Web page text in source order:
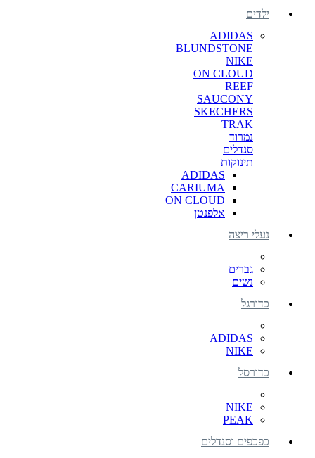
ילדים
ADIDAS
BLUNDSTONE
NIKE
ON CLOUD
REEF
SAUCONY
SKECHERS
TRAK
נמרוד
סנדלים
תינוקות
ADIDAS
CARIUMA
ON CLOUD
אלפנטן
נעלי ריצה
גברים
נשים
כדורגל
ADIDAS
NIKE
כדורסל
NIKE
PEAK
כפכפים וסנדלים